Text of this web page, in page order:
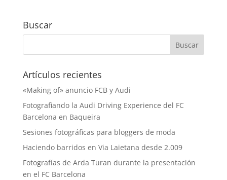
Buscar
Artículos recientes
«Making of» anuncio FCB y Audi
Fotografiando la Audi Driving Experience del FC
Barcelona en Baqueira
Sesiones fotográficas para bloggers de moda
Haciendo barridos en Via Laietana desde 2.009
Fotografías de Arda Turan durante la presentación
en el FC Barcelona